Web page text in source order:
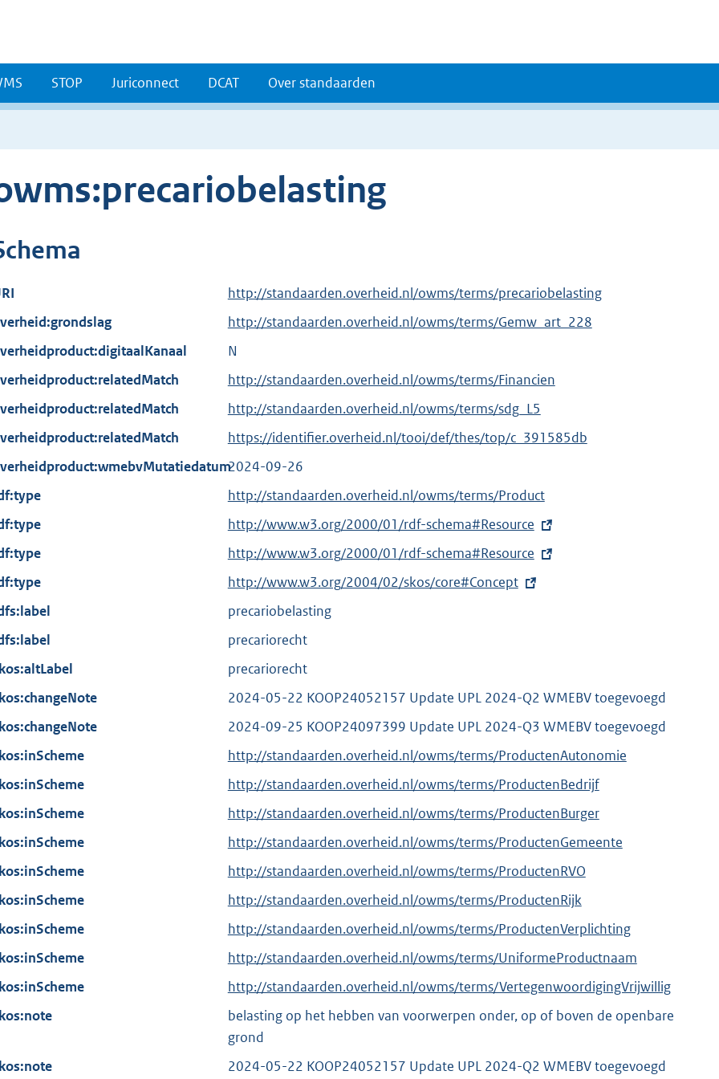
STOP Juriconnect DCAT Over standaarden
http://standaarden.overheid.nl/owms/terms/precariobelasting
http://standaarden.overheid.nl/owms/terms/Gemw_art_228
N
http://standaarden.overheid.nl/owms/terms/Financien
http://standaarden.overheid.nl/owms/terms/sdg_L5
https://identifier.overheid.nl/tooi/def/thes/top/c_391585db
2024-09-26
http://standaarden.overheid.nl/owms/terms/Product
E
x
e
r
l
i
n
:
http://www.w3.org/2000/01/rdf-schema#Resource
E
x
e
r
l
i
n
:
http://www.w3.org/2000/01/rdf-schema#Resource
E
e
r
n
l
i
n
:
http://www.w3.org/2004/02/skos/core#Concept
precariobelasting
precariorecht
precariorecht
2024-05-22 KOOP24052157 Update UPL 2024-Q2 WMEBV toegevoegd
2024-09-25 KOOP24097399 Update UPL 2024-Q3 WMEBV toegevoegd
http://standaarden.overheid.nl/owms/terms/ProductenAutonomie
http://standaarden.overheid.nl/owms/terms/ProductenBedrijf
http://standaarden.overheid.nl/owms/terms/ProductenBurger
http://standaarden.overheid.nl/owms/terms/ProductenGemeente
http://standaarden.overheid.nl/owms/terms/ProductenRVO
http://standaarden.overheid.nl/owms/terms/ProductenRijk
http://standaarden.overheid.nl/owms/terms/ProductenVerplichting
http://standaarden.overheid.nl/owms/terms/UniformeProductnaam
http://standaarden.overheid.nl/owms/terms/VertegenwoordigingVrijwillig
belasting op het hebben van voorwerpen onder, op of boven de openbare
grond
2024-05-22 KOOP24052157 Update UPL 2024-Q2 WMEBV toegevoegd